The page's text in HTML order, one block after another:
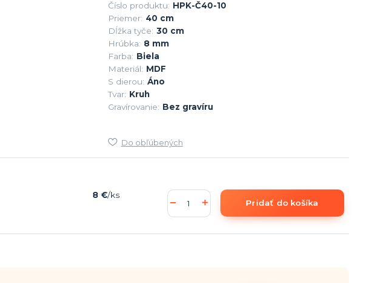
Číslo produktu: HPK-Č40-10
Priemer: 40 cm
Dĺžka tyče: 30 cm
Hrúbka: 8 mm
Farba: Biela
Materiál: MDF
S dierou: Áno
Tvar: Kruh
Gravírovanie: Bez gravíru
Do obľúbených
8 €/ks
Pridať do košíka